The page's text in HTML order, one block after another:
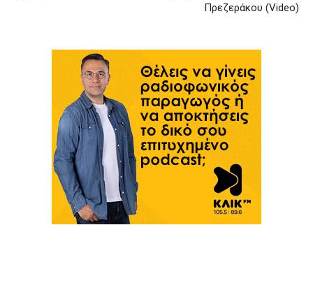
Πρεζεράκου (Video)